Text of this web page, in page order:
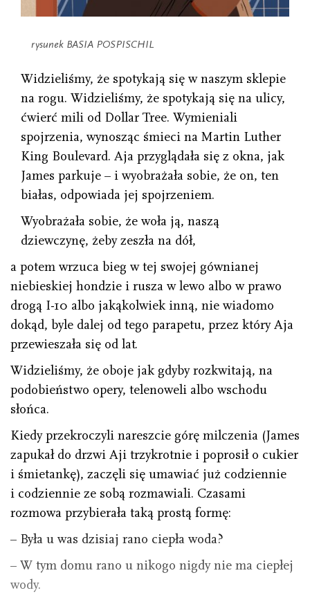
rysunek BASIA POSPISCHIL
Widzieliśmy, że spotykają się w naszym sklepie
na rogu. Widzieliśmy, że spotykają się na ulicy,
ćwierć mili od Dollar Tree. Wymieniali
spojrzenia, wynosząc śmieci na Martin Luther
King Boulevard. Aja przyglądała się z okna, jak
James parkuje – i wyobrażała sobie, że on, ten
białas, odpowiada jej spojrzeniem.
Wyobrażała sobie, że woła ją, naszą
dziewczynę, żeby zeszła na dół,
a potem wrzuca bieg w tej swojej gównianej
niebieskiej hondzie i rusza w lewo albo w prawo
drogą I-10 albo jakąkolwiek inną, nie wiadomo
dokąd, byle dalej od tego parapetu, przez który Aja
przewieszała się od lat.
Widzieliśmy, że oboje jak gdyby rozkwitają, na
podobieństwo opery, telenoweli albo wschodu
słońca.
Kiedy przekroczyli nareszcie górę milczenia (James
zapukał do drzwi Aji trzykrotnie i poprosił o cukier
i śmietankę), zaczęli się umawiać już codziennie
i codziennie ze sobą rozmawiali. Czasami
rozmowa przybierała taką prostą formę:
– Była u was dzisiaj rano ciepła woda?
– W tym domu rano u nikogo nigdy nie ma ciepłej
wody.